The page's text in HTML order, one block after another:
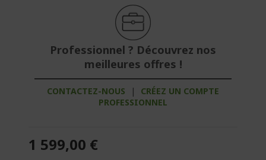
Professionnel ? Découvrez nos
meilleures offres !
CONTACTEZ-NOUS |
CRÉEZ UN COMPTE
PROFESSIONNEL
1 599,00 €